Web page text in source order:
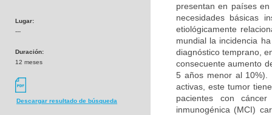
Lugar:
---
Duración:
12 meses
Descargar resultado de búsqueda
presentan en países
necesidades básicas
etiológicamente
mundial la incidencia
diagnóstico temprano,
consecuente aumento
5 años menor al 10%).
activas, este tumor
pacientes con
inmunogénica (MCI)